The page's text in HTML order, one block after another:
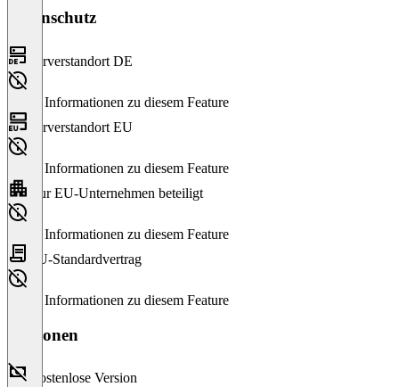
Datenschutz
Serverstandort DE
Keine Informationen zu diesem Feature
Serverstandort EU
Keine Informationen zu diesem Feature
Nur EU-Unternehmen beteiligt
Keine Informationen zu diesem Feature
EU-Standardvertrag
Keine Informationen zu diesem Feature
Versionen
Kostenlose Version